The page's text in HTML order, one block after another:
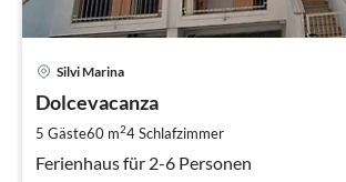
Silvi Marina
Dolcevacanza
5 Gäste60 m24Schlafzimmer
Ferienhaus für 2-6 Personen